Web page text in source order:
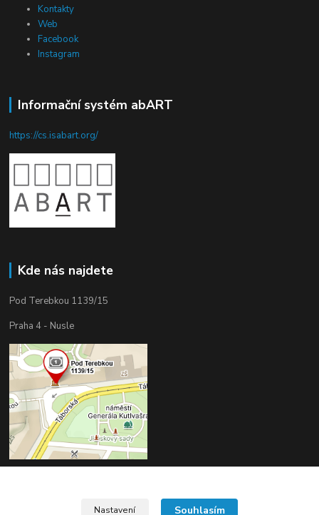
Kontakty
Web
Facebook
Instagram
Informační systém abART
https://cs.isabart.org/
Kde nás najdete
Pod Terebkou 1139/15
Praha 4 - Nusle
Nastavení Souhlasím